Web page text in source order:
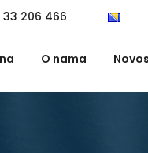
206 466
O nama